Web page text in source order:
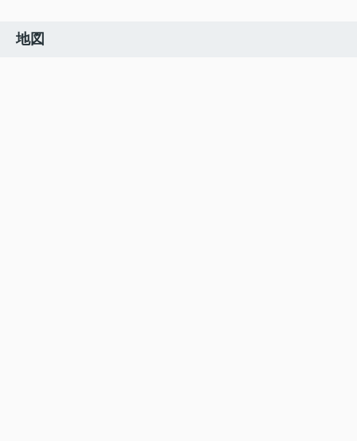
地図